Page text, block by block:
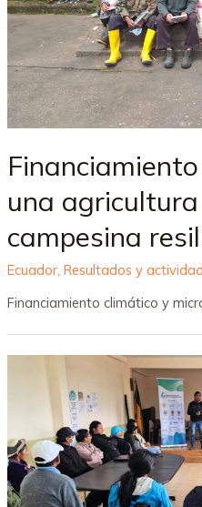
una
campesina
Ecuador, Resultados y
Financiamiento climático y